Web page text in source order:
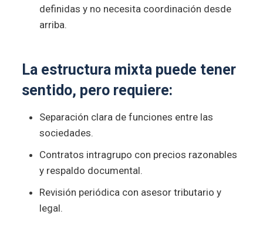
definidas y no necesita coordinación desde
arriba.
La estructura mixta puede tener
sentido, pero requiere:
Separación clara de funciones entre las
sociedades.
Contratos intragrupo con precios razonables
y respaldo documental.
Revisión periódica con asesor tributario y
legal.